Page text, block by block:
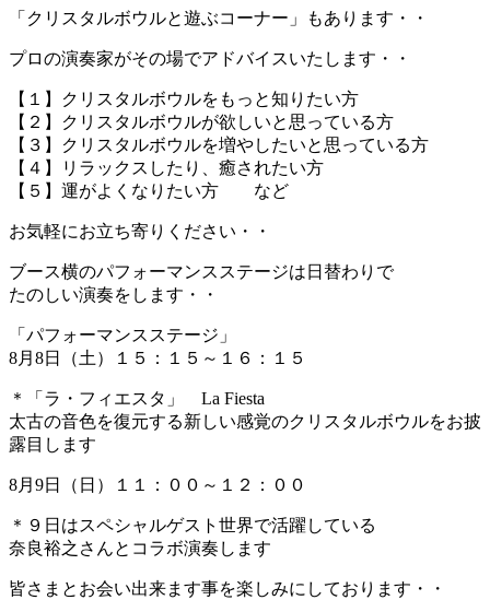
「クリスタルボウルと遊ぶコーナー」もあります・・
プロの演奏家がその場でアドバイスいたします・・
【１】クリスタルボウルをもっと知りたい方
【２】クリスタルボウルが欲しいと思っている方
【３】クリスタルボウルを増やしたいと思っている方
【４】リラックスしたり、癒されたい方
【５】運がよくなりたい方 など
お気軽にお立ち寄りください・・
ブース横のパフォーマンスステージは日替わりで
たのしい演奏をします・・
「パフォーマンスステージ」
8月8日（土）１５：１５～１６：１５
＊「ラ・フィエスタ」 La Fiesta
太古の音色を復元する新しい感覚のクリスタルボウルをお披
露目します
8月9日（日）１１：００～１２：００
＊９日はスペシャルゲスト世界で活躍している
奈良裕之さんとコラボ演奏します
皆さまとお会い出来ます事を楽しみにしております・・